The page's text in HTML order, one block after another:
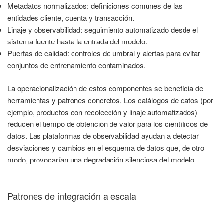
Metadatos normalizados: definiciones comunes de las
entidades cliente, cuenta y transacción.
Linaje y observabilidad: seguimiento automatizado desde el
sistema fuente hasta la entrada del modelo.
Puertas de calidad: controles de umbral y alertas para evitar
conjuntos de entrenamiento contaminados.
La operacionalización de estos componentes se beneficia de
herramientas y patrones concretos. Los catálogos de datos (por
ejemplo, productos con recolección y linaje automatizados)
reducen el tiempo de obtención de valor para los científicos de
datos. Las plataformas de observabilidad ayudan a detectar
desviaciones y cambios en el esquema de datos que, de otro
modo, provocarían una degradación silenciosa del modelo.
Patrones de integración a escala